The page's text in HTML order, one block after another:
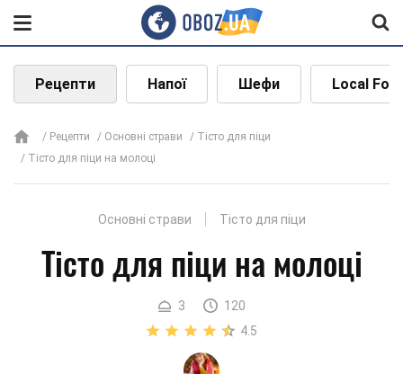
Рецепти Напої Шефи Local
Рецепти Основні страви
Тісто для піци
Тісто для піци на молоці
Основні страви Тісто для піци
Тісто для піци на молоці
3
120
4.5